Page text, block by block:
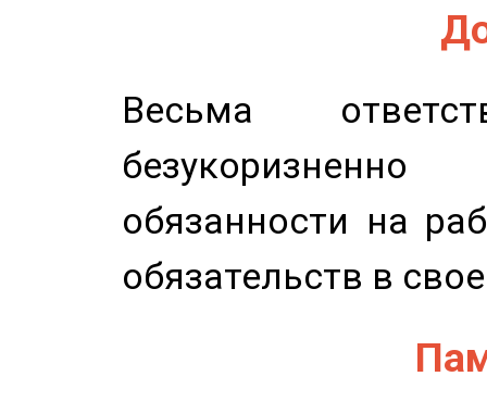
Весьма
обязанности на
обязательств в